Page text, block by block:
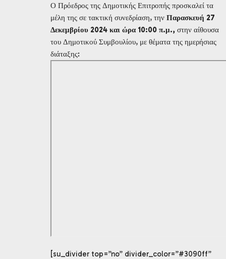
Ο Πρόεδρος της Δημοτικής Επιτροπής προσκαλεί τα
μέλη της σε τακτική συνεδρίαση, την Παρασκευή 27
Δεκεμβρίου 2024 και ώρα 10:00 π.μ., στην αίθουσα
του Δημοτικού Συμβουλίου, με θέματα της ημερήσιας
διάταξης:
[su_divider top=”no” divider_color=”#3090ff”